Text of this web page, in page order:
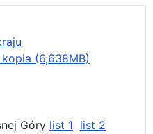
(6,638MB)
Góry list 1 list 2